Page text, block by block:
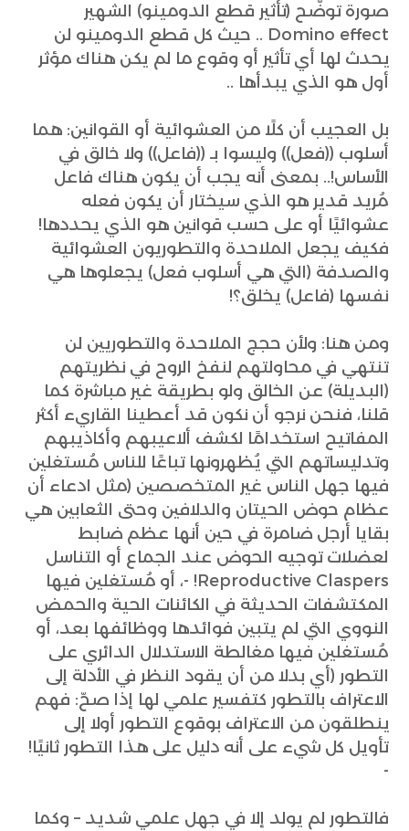
صورة توضّح (تأثير قطع الدومينو) الشهير
Domino effect .. حيث كل قطع الدومينو لن
يحدث لها أي تأثير أو وقوع ما لم يكن هناك مؤثر
أول هو الذي يبدأها ..
بل العجيب أن كلًا من العشوائية أو القوانين: هما
أسلوب ((فعل)) وليسوا بـ ((فاعل)) ولا خالق في
الأساس!.. بمعنى أنه يجب أن يكون هناك فاعل
مُريد قدير هو الذي سيختار أن يكون فعله
عشوائيًا أو على حسب قوانين هو الذي يحددها!
فكيف يجعل الملاحدة والتطوريون العشوائية
والصدفة (التي هي أسلوب فعل) يجعلوها هي
نفسها (فاعل) يخلق؟!
ومن هنا: ولأن حجج الملاحدة والتطوريين لن
تنتهي في محاولتهم لنفخ الروح في نظريتهم
(البديلة) عن الخالق ولو بطريقة غير مباشرة كما
قلنا، فنحن نرجو أن نكون قد أعطينا القاريء أكثر
المفاتيح استخدامًا لكشف ألاعيبهم وأكاذيبهم
وتدليساتهم التي يُظهرونها تباعًا للناس مُستغلين
فيها جهل الناس غير المتخصصين (مثل ادعاء أن
عظام حوض الحيتان والدلافين وحتى الثعابين هي
بقايا أرجل ضامرة في حين أنها عظم ضابط
لعضلات توجيه الحوض عند الجماع أو التناسل
Reproductive Claspers! -، أو مُستغلين فيها
المكتشفات الحديثة في الكائنات الحية والحمض
النووي التي لم يتبين فوائدها ووظائفها بعد، أو
مُستغلين فيها مغالطة الاستدلال الدائري على
التطور (أي بدلا من أن يقود النظر في الأدلة إلى
الاعتراف بالتطور كتفسير علمي لها إذا صحّ: فهم
ينطلقون من الاعتراف بوقوع التطور أولا إلى
تأويل كل شيء على أنه دليل على هذا التطور ثانيًا!
-
فالتطور لم يولد إلا في جهل علمي شديد – وكما